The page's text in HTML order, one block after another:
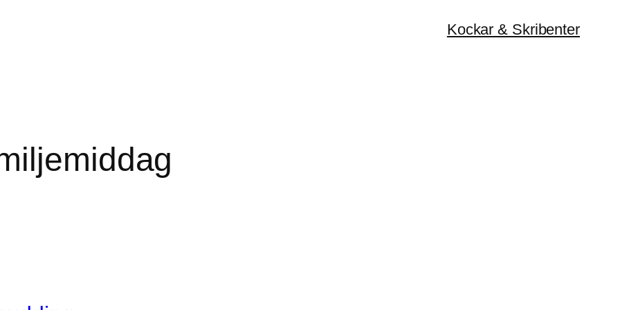
Kockar & Skribenter